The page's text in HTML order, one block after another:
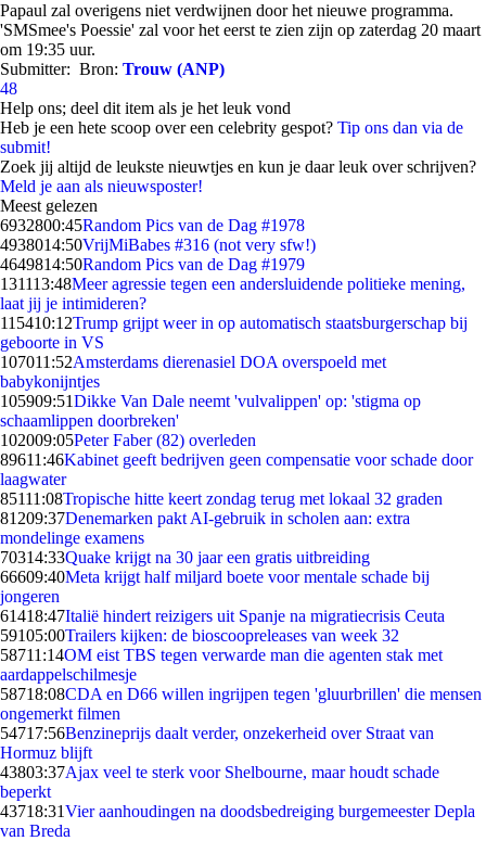
Papaul zal overigens niet verdwijnen door het nieuwe programma.
'SMSmee's Poessie' zal voor het eerst te zien zijn op zaterdag 20 maart
om 19:35 uur.
Submitter: Bron: Trouw (ANP)
48
Help ons; deel dit item als je het leuk vond
Heb je een hete scoop over een celebrity gespot? Tip ons dan via de
submit!
Zoek jij altijd de leukste nieuwtjes en kun je daar leuk over schrijven?
Meld je aan als nieuwsposter!
Meest gelezen
6932800:45Random Pics van de Dag #1978
4938014:50VrijMiBabes #316 (not very sfw!)
4649814:50Random Pics van de Dag #1979
131113:48Meer agressie tegen een andersluidende politieke mening,
laat jij je intimideren?
115410:12Trump grijpt weer in op automatisch staatsburgerschap bij
geboorte in VS
107011:52Amsterdams dierenasiel DOA overspoeld met
babykonijntjes
105909:51Dikke Van Dale neemt 'vulvalippen' op: 'stigma op
schaamlippen doorbreken'
102009:05Peter Faber (82) overleden
89611:46Kabinet geeft bedrijven geen compensatie voor schade door
laagwater
85111:08Tropische hitte keert zondag terug met lokaal 32 graden
81209:37Denemarken pakt AI-gebruik in scholen aan: extra
mondelinge examens
70314:33Quake krijgt na 30 jaar een gratis uitbreiding
66609:40Meta krijgt half miljard boete voor mentale schade bij
jongeren
61418:47Italië hindert reizigers uit Spanje na migratiecrisis Ceuta
59105:00Trailers kijken: de bioscoopreleases van week 32
58711:14OM eist TBS tegen verwarde man die agenten stak met
aardappelschilmesje
58718:08CDA en D66 willen ingrijpen tegen 'gluurbrillen' die mensen
ongemerkt filmen
54717:56Benzineprijs daalt verder, onzekerheid over Straat van
Hormuz blijft
43803:37Ajax veel te sterk voor Shelbourne, maar houdt schade
beperkt
43718:31Vier aanhoudingen na doodsbedreiging burgemeester Depla
van Breda